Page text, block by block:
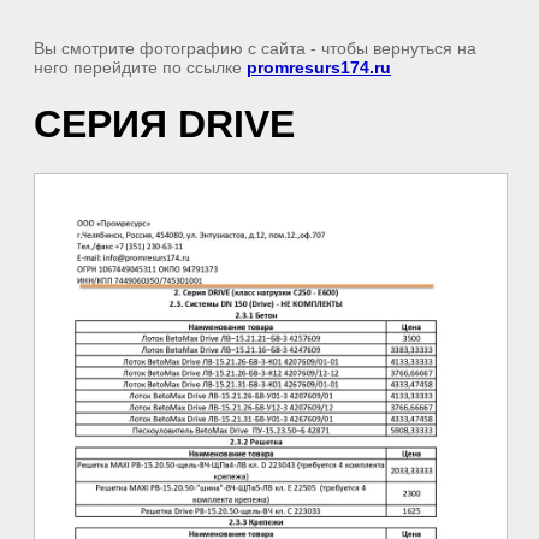
Вы смотрите фотографию с сайта - чтобы вернуться на
него перейдите по ссылке promresurs174.ru
СЕРИЯ DRIVE